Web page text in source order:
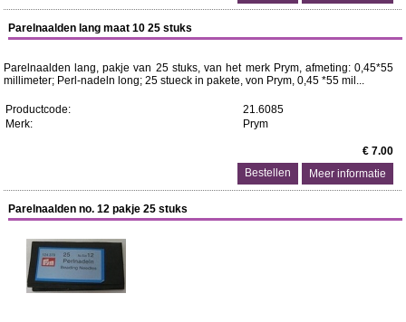
Parelnaalden lang maat 10 25 stuks
Parelnaalden lang, pakje van 25 stuks, van het merk Prym, afmeting: 0,45*55
millimeter; Perl-nadeln long; 25 stueck in pakete, von Prym, 0,45 *55 mil...
Productcode:
21.6085
Merk:
Prym
€ 7.00
Meer informatie
Parelnaalden no. 12 pakje 25 stuks